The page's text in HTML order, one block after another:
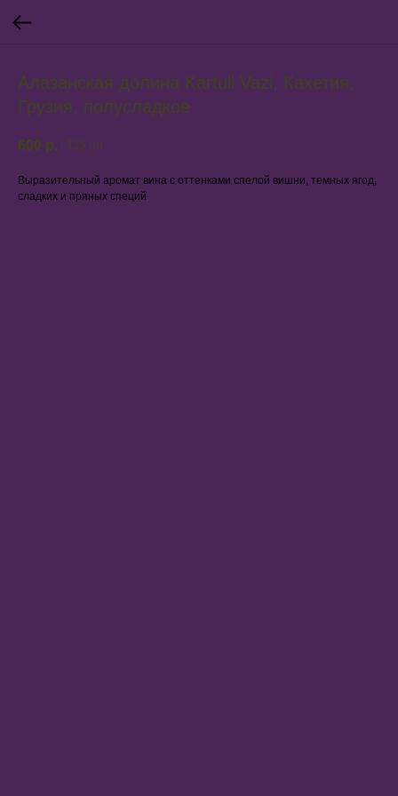
Алазанская долина Kartuli Vazi, Кахетия,
Грузия, полусладкое
600 р. / 125 ml
Выразительный аромат вина с оттенками спелой вишни, темных ягод,
сладких и пряных специй